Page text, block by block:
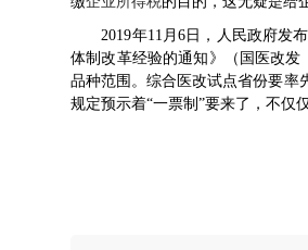
2019年11月6日，人民政府发布
体制改革经验的通知》（国医改发
品种范围。综合医改试点省份要率
规定预示着“一票制”要来了，不仅